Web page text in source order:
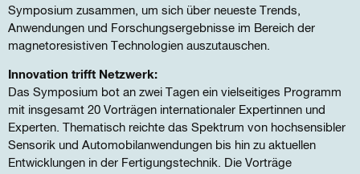
Symposium zusammen, um sich über neueste Trends,
Anwendungen und Forschungsergebnisse im Bereich der
magnetoresistiven Technologien auszutauschen.
Innovation trifft Netzwerk:
Das Symposium bot an zwei Tagen ein vielseitiges Programm
mit insgesamt 20 Vorträgen internationaler Expertinnen und
Experten. Thematisch reichte das Spektrum von hochsensibler
Sensorik und Automobilanwendungen bis hin zu aktuellen
Entwicklungen in der Fertigungstechnik. Die Vorträge